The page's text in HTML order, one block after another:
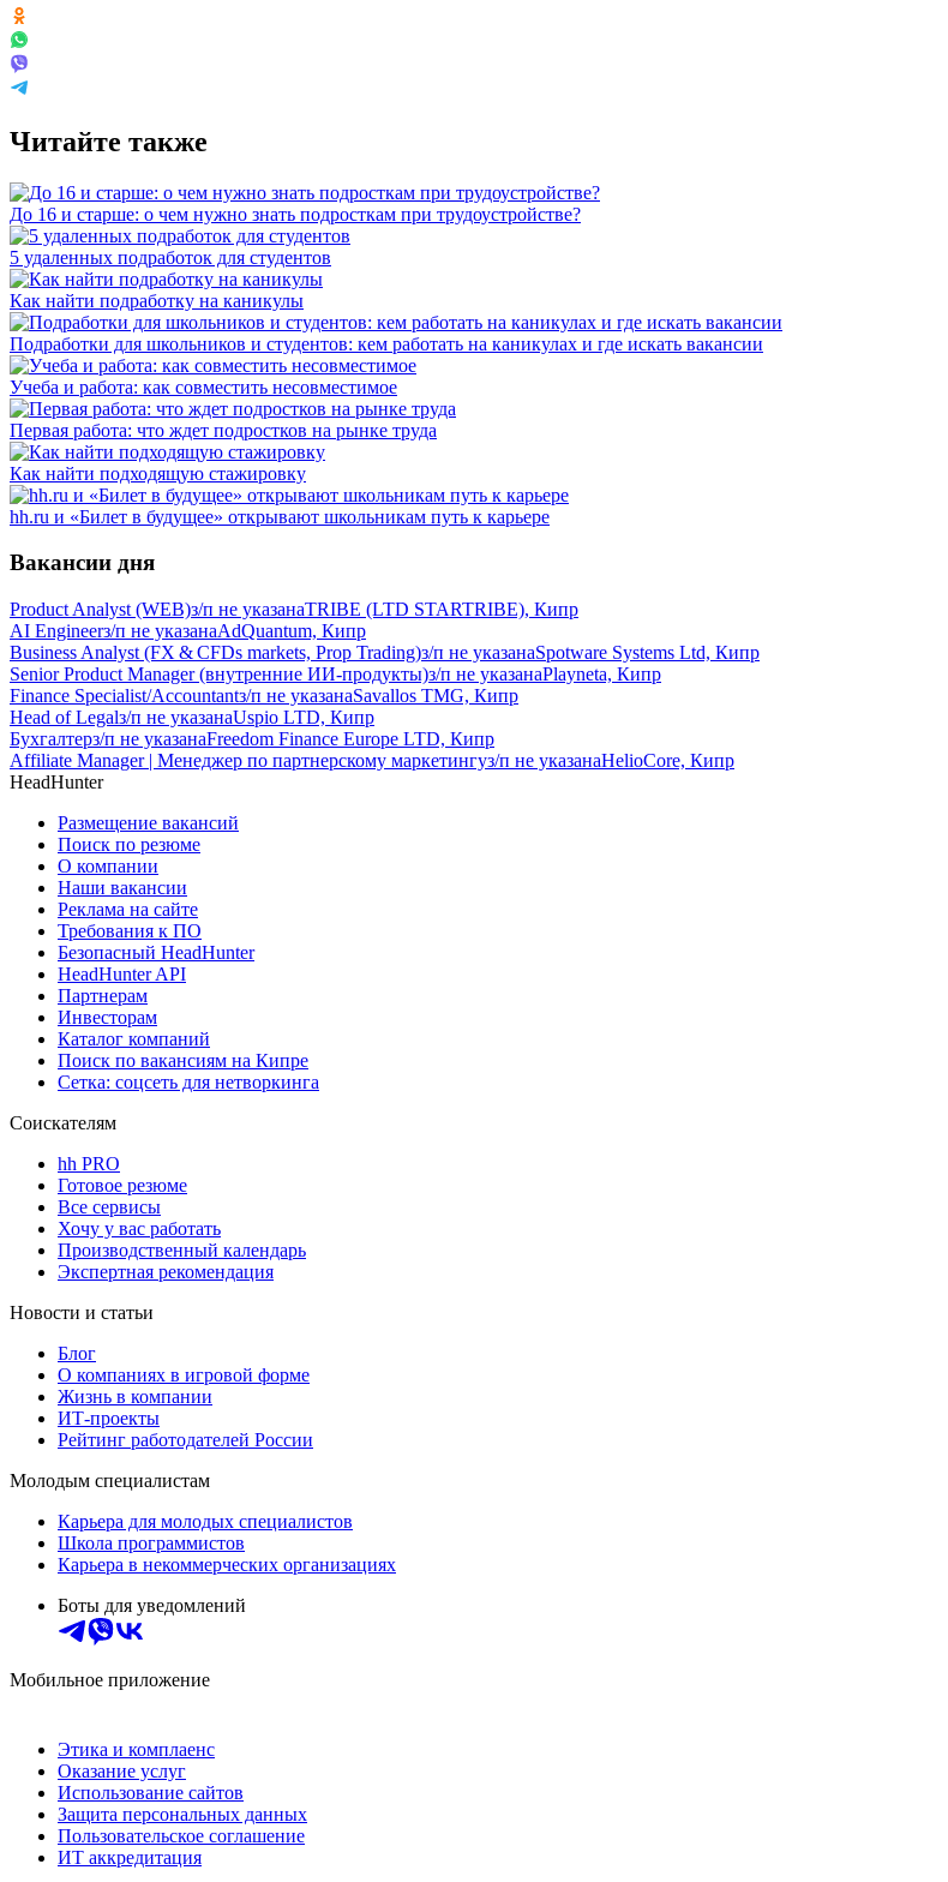
Читайте также
До 16 и старше: о чем нужно знать подросткам при трудоустройстве?
5 удаленных подработок для студентов
Как найти подработку на каникулы
Подработки для школьников и студентов: кем работать на каникулах и где искать вакансии
Учеба и работа: как совместить несовместимое
Первая работа: что ждет подростков на рынке труда
Как найти подходящую стажировку
hh.ru и «Билет в будущее» открывают школьникам путь к карьере
Вакансии дня
Product Analyst (WEB)з/п не указанаTRIBE (LTD STARTRIBE), Кипр
AI Engineerз/п не указанаAdQuantum, Кипр
Business Analyst (FX & CFDs markets, Prop Trading)з/п не указанаSpotware Systems Ltd, Кипр
Senior Product Manager (внутренние ИИ-продукты)з/п не указанаPlayneta, Кипр
Finance Specialist/Accountantз/п не указанаSavallos TMG, Кипр
Head of Legalз/п не указанаUspio LTD, Кипр
Бухгалтерз/п не указанаFreedom Finance Europe LTD, Кипр
Affiliate Manager | Менеджер по партнерскому маркетингуз/п не указанаHelioCore, Кипр
HeadHunter
Размещение вакансий
Поиск по резюме
О компании
Наши вакансии
Реклама на сайте
Требования к ПО
Безопасный HeadHunter
HeadHunter API
Партнерам
Инвесторам
Каталог компаний
Поиск по вакансиям на Кипре
Сетка: соцсеть для нетворкинга
Соискателям
hh PRO
Готовое резюме
Все сервисы
Хочу у вас работать
Производственный календарь
Экспертная рекомендация
Новости и статьи
Блог
О компаниях в игровой форме
Жизнь в компании
ИТ-проекты
Рейтинг работодателей России
Молодым специалистам
Карьера для молодых специалистов
Школа программистов
Карьера в некоммерческих организациях
Боты для уведомлений
Мобильное приложение
Этика и комплаенс
Оказание услуг
Использование сайтов
Защита персональных данных
Пользовательское соглашение
ИТ аккредитация